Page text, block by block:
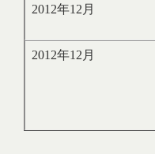
2012年12月
2012年12月